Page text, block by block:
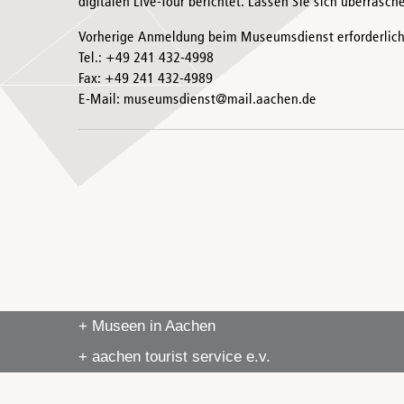
Vorherige Anmeldung beim Museumsdienst
Tel.: +49 241 432-4998
Fax: +49 241 432-4989
E-Mail: museumsdienst@mail.aachen.de
+ Museen in Aachen
+ aachen tourist service e.v.